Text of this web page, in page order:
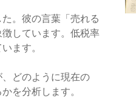
。彼の言葉「売れる
しています。低税率
ます。
どのように現在の
を分析します。